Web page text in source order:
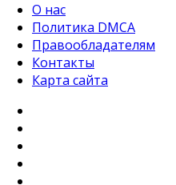
О нас
Политика DMCA
Правообладателям
Контакты
Карта сайта